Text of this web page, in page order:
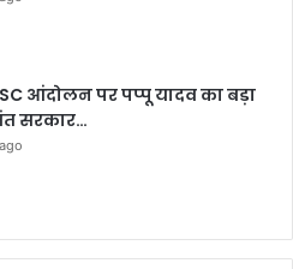
आंदोलन पर पप्पू यादव का बड़ा
सरकार…